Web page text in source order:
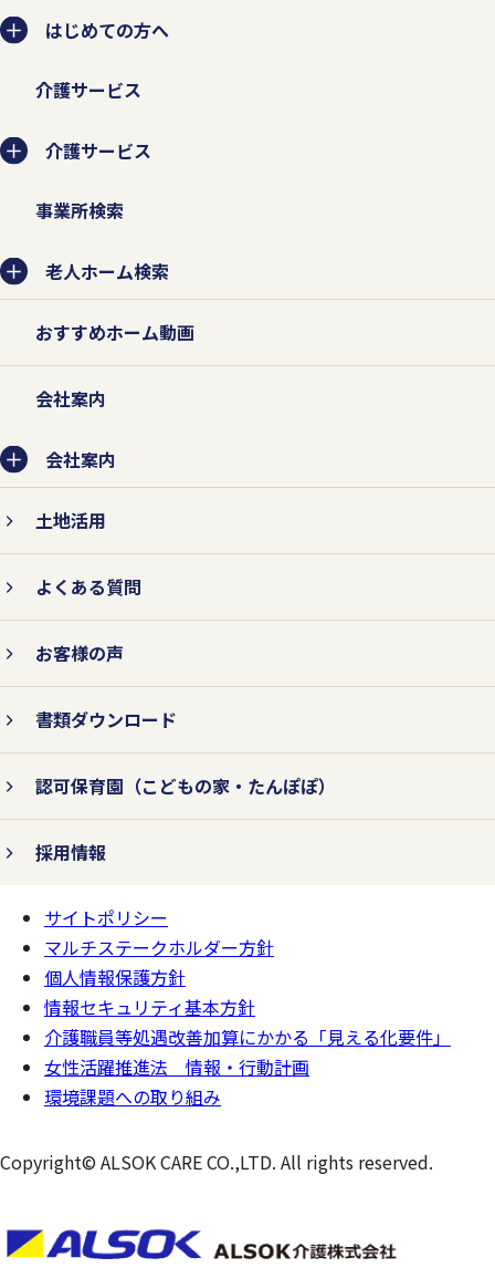
はじめての方へ
介護サービス
介護サービス
事業所検索
老人ホーム検索
おすすめホーム動画
会社案内
会社案内
土地活用
よくある質問
お客様の声
書類ダウンロード
認可保育園 （こどもの家・たんぽぽ）
採用情報
ページの
一番上へ
サイトポリシー
マルチステークホルダー方針
個人情報保護方針
情報セキュリティ基本方針
介護職員等処遇改善加算にかかる「見える化要件」
女性活躍推進法 情報・行動計画
環境課題への取り組み
Copyright© ALSOK CARE CO.,LTD. All rights reserved.